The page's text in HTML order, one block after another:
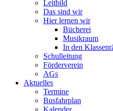
Leitbild
Das sind wir
Hier lernen wir
Bücherei
Musikraum
In den
Schulleitung
Förderverein
AGs
Aktuelles
Termine
Busfahrplan